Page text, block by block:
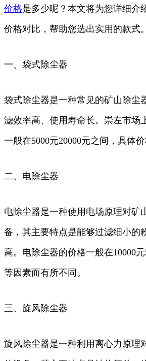
价格是多少呢？本文将为您详细介
价格对比，帮助您选出实用的款式。
一、袋式除尘器
袋式除尘器是一种常见的矿山除尘
滤效率高、使用寿命长。崇左市场
一般在5000元20000元之间，具体价
二、电除尘器
电除尘器是一种使用电场原理对矿
备，其主要特点是能够过滤细小的
高。电除尘器的价格一般在10000
等因素而有所不同。
三、旋风除尘器
旋风除尘器是一种利用离心力原理